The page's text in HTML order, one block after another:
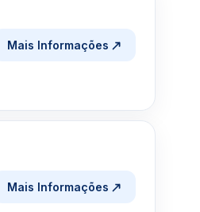
Mais Informações
Mais Informações